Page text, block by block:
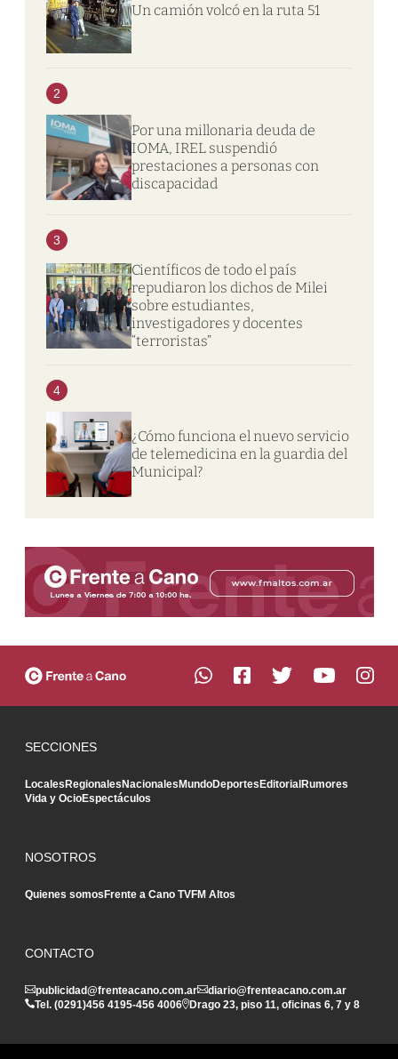
Un camión volcó en la ruta 51
2
Por una millonaria deuda de
IOMA, IREL suspendió
prestaciones a personas con
discapacidad
3
Científicos de todo el país
repudiaron los dichos de Milei
sobre estudiantes,
investigadores y docentes
“terroristas”
4
¿Cómo funciona el nuevo servicio
de telemedicina en la guardia del
Municipal?
SECCIONES
LocalesRegionalesNacionalesMundoDeportesEditorialRumores
Vida y OcioEspectáculos
NOSOTROS
Quienes somosFrente a Cano TVFM Altos
CONTACTO
publicidad@frenteacano.com.ar
diario@frenteacano.com.ar
Tel. (0291)456 4195-456 4006 Drago 23, piso 11, oficinas 6, 7 y 8